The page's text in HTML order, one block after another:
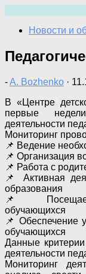
содержимому
Новости и
-A. Bozhenko ·
В «Центре
первые
деятельности
Мониторинг
📌 Ведение
📌 Организация
📌 Работа с
📌 Активная
образования
📌
обучающихся
📌 Обеспечение
обучающихся
Данные
деятельности
Мониторинг